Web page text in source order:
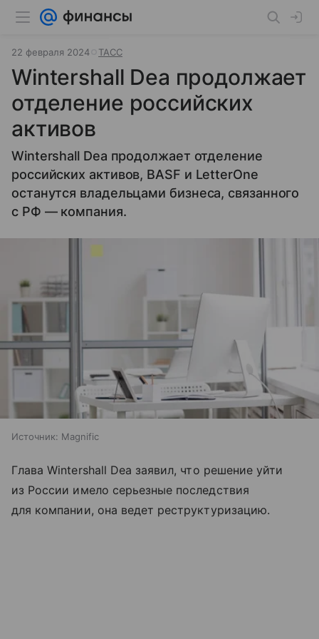
22 февраля 2024 ТАСС
Wintershall Dea продолжает
отделение российских
активов
Wintershall Dea продолжает отделение
российских активов, BASF и LetterOne
останутся владельцами бизнеса, связанного
с РФ — компания.
Источник: Magnific
Глава Wintershall Dea заявил, что решение уйти
из России имело серьезные последствия
для компании, она ведет реструктуризацию.